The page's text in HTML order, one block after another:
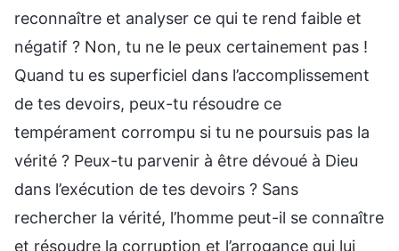
reconnaître et analyser ce qui te rend faible et
négatif ? Non, tu ne le peux certainement pas !
Quand tu es superficiel dans l’accomplissement
de tes devoirs, peux-tu résoudre ce
tempérament corrompu si tu ne poursuis pas la
vérité ? Peux-tu parvenir à être dévoué à Dieu
dans l’exécution de tes devoirs ? Sans
rechercher la vérité, l’homme peut-il se connaître
et résoudre la corruption et l’arrogance qui lui